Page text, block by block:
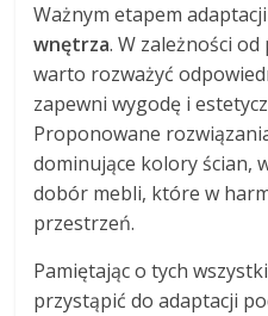
Ważnym etapem
wnętrza. W zależności
warto rozważyć
zapewni wygodę i
Proponowane
dominujące kolory ścian,
dobór mebli, które w
przestrzeń.
Pamiętając o tych
przystąpić do adaptacji